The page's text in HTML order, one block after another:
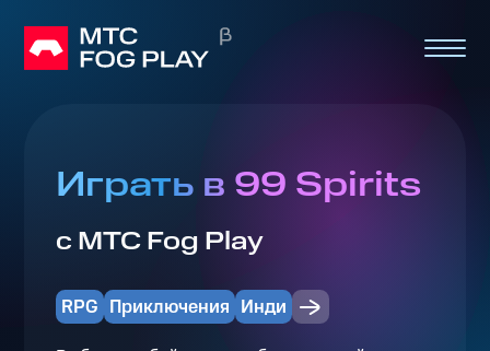
Играть в 99 Spirits
с МТС Fog Play
RPG Приключения Инди